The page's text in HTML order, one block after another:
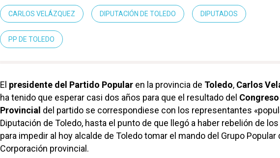
CARLOS VELÁZQUEZ DIPUTACIÓN DE TOLEDO DIPUTADOS
PP DE TOLEDO
El presidente del Partido Popular en la provincia de Toledo, Carlos
ha tenido que esperar casi dos años para que el resultado del Congreso
Provincial del partido se correspondiese con los representantes
Diputación de Toledo, hasta el punto de que llegó a haber rebelión de
para impedir al hoy alcalde de Toledo tomar el mando del Grupo Popular
Corporación provincial.